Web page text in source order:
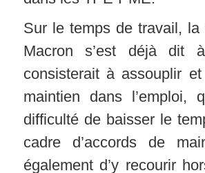
Sur le temps de travail,
Macron s’est déjà dit
consisterait à assouplir
maintien dans l’emploi,
difficulté de baisser le
cadre d’accords de
également d’y recourir